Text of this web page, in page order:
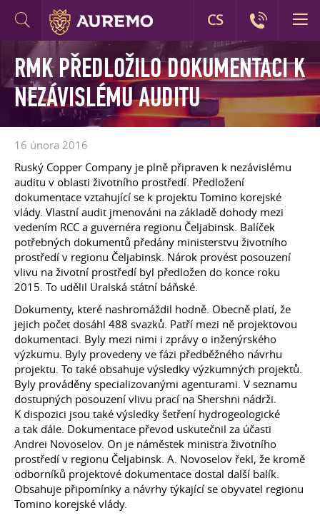
RMK PŘEDLOŽILO DOKUMENTACI K
NEZÁVISLÉMU AUDITU
16 února 2016
Ruský Copper Company je plně připraven k nezávislému
auditu v oblasti životního prostředí. Předložení
dokumentace vztahující se k projektu Tomino korejské
vlády. Vlastní audit jmenováni na základě dohody mezi
vedením RCC a guvernéra regionu Čeljabinsk. Balíček
potřebných dokumentů předány ministerstvu životního
prostředí v regionu Čeljabinsk. Nárok provést posouzení
vlivu na životní prostředí byl předložen do konce roku
2015. To udělil Uralská státní báňské.
Dokumenty, které nashromáždil hodně. Obecně platí, že
jejich počet dosáhl 488 svazků. Patří mezi ně projektovou
dokumentaci. Byly mezi nimi i zprávy o inženýrského
výzkumu. Byly provedeny ve fázi předběžného návrhu
projektu. To také obsahuje výsledky výzkumných projektů.
Byly prováděny specializovanými agenturami. V seznamu
dostupných posouzení vlivu prací na Shershni nádrži.
K dispozici jsou také výsledky šetření hydrogeologické
a tak dále. Dokumentace převod uskutečnil za účasti
Andrei Novoselov. On je náměstek ministra životního
prostředí v regionu Čeljabinsk. A. Novoselov řekl, že kromě
odborníků projektové dokumentace dostal další balík.
Obsahuje připomínky a návrhy týkající se obyvatel regionu
Tomino korejské vlády.
CS